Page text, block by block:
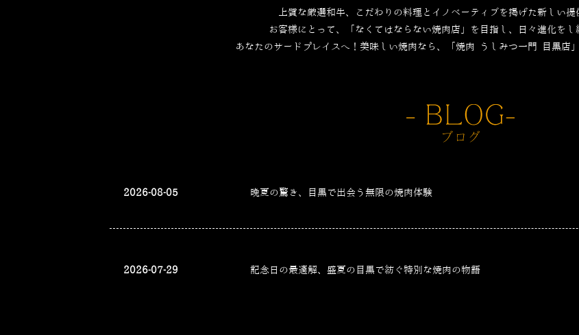
上質な厳選和牛、こだわりの料理とイノベーティブを掲げた新しい提
お客様にとって、「なくてはならない焼肉店」を目指し、日々進化をし
あなたのサードプレイスへ！美味しい焼肉なら、「焼肉 うしみつ一門 目黒店
2026-08-05 晩夏の驚き、目黒で出会う無限の焼肉体験
2026-07-29 記念日の最適解、盛夏の目黒で紡ぐ特別な焼肉の物語